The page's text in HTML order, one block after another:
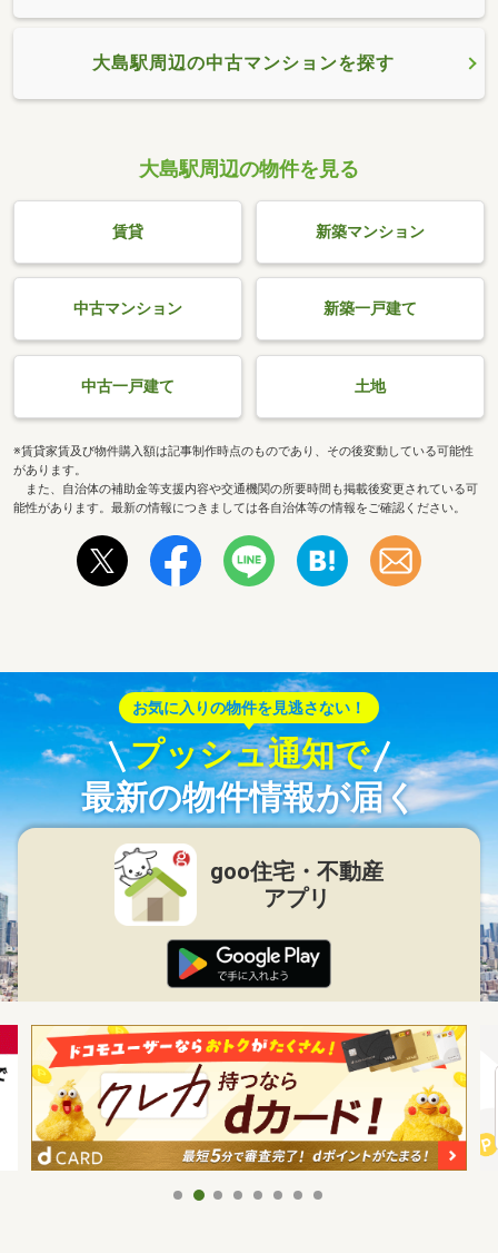
大島駅周辺の中古マンションを探す
大島駅周辺の物件を見る
賃貸 新築マンション
中古マンション 新築一戸建て
中古一戸建て 土地
※賃貸家賃及び物件購入額は記事制作時点のものであり、その後変動している可能性
があります。
また、自治体の補助金等支援内容や交通機関の所要時間も掲載後変更されている可
能性があります。最新の情報につきましては各自治体等の情報をご確認ください。
お気に入りの物件を見逃さない！
プッシュ通知で
最新の物件情報が届く
goo住宅・不動産
アプリ